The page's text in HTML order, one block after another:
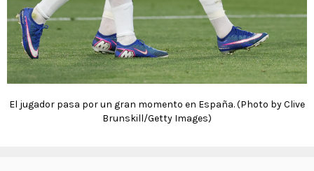
El jugador pasa por un gran momento en España. (Photo by Clive
Brunskill/Getty Images)